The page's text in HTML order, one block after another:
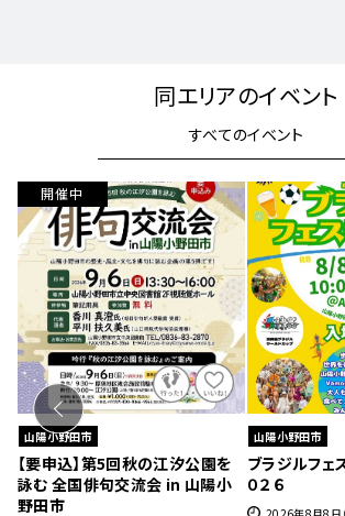
同エリアのイベント
すべてのイベント
開催中
山陽小野田市
【要申込】第5回秋の江汐公園を
詠む 全国俳句交流会 in 山陽小
野田市
山陽小野田市
ブラジルフェ
０２６